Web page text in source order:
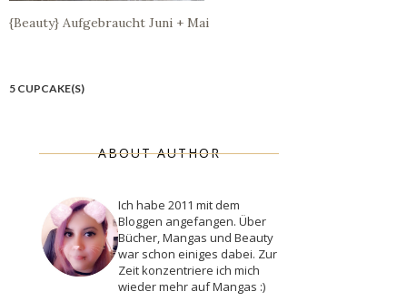
{Beauty} Aufgebraucht Juni + Mai
5 CUPCAKE(S)
ABOUT AUTHOR
Ich habe 2011 mit dem
Bloggen angefangen. Über
Bücher, Mangas und Beauty
war schon einiges dabei. Zur
Zeit konzentriere ich mich
wieder mehr auf Mangas :)